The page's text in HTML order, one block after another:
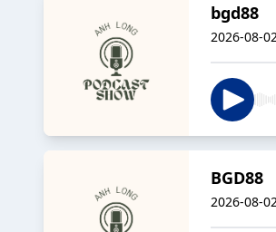
bgd88
2026-08-02
BGD88
2026-08-02